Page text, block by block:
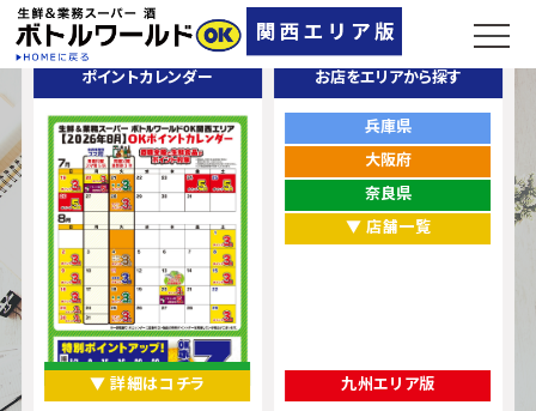
ポイントカレンダー
▼ 詳細はコチラ
お店をエリアから探す
兵庫県
大阪府
奈良県
▼ 店舗一覧
九州エリア版